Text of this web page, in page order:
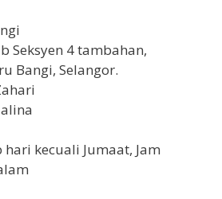
Seksyen 4 tambahan,
Bangi, Selangor.
kecuali Jumaat, Jam